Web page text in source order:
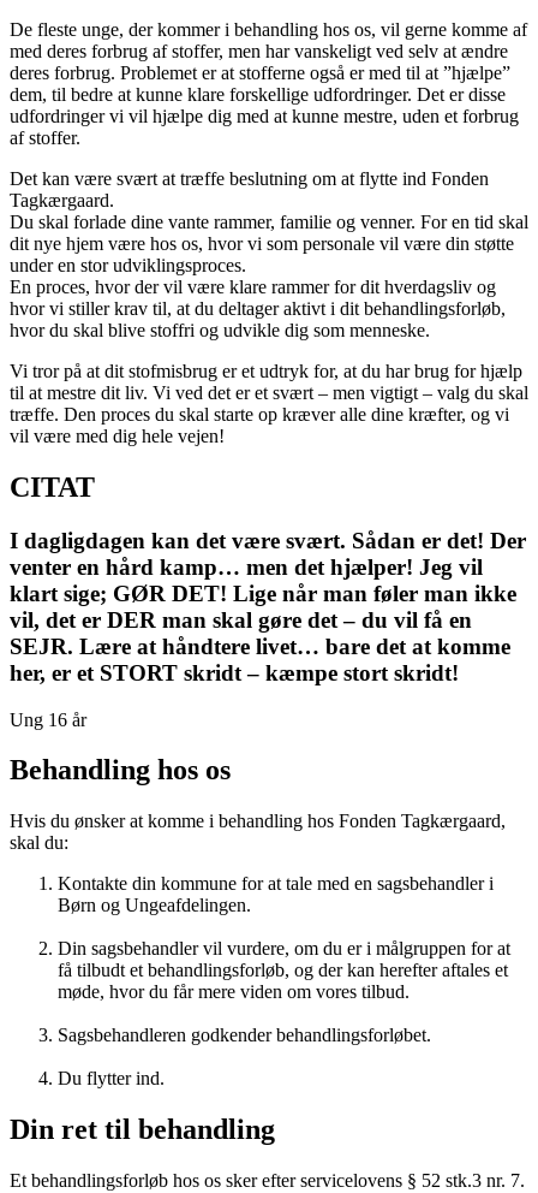
De fleste unge, der kommer i behandling hos os, vil gerne komme af
med deres forbrug af stoffer, men har vanskeligt ved selv at ændre
deres forbrug. Problemet er at stofferne også er med til at ”hjælpe”
dem, til bedre at kunne klare forskellige udfordringer. Det er disse
udfordringer vi vil hjælpe dig med at kunne mestre, uden et forbrug
af stoffer.
Det kan være svært at træffe beslutning om at flytte ind Fonden
Tagkærgaard.
​Du skal forlade dine vante rammer, familie og venner. For en tid skal
dit nye hjem være hos os, hvor vi som personale vil være din støtte
under en stor udviklingsproces.
​En proces, hvor der vil være klare rammer for dit hverdagsliv og
hvor vi stiller krav til, at du deltager aktivt i dit behandlingsforløb,
hvor du skal blive stoffri og udvikle dig som menneske.
​Vi tror på at dit stofmisbrug er et udtryk for, at du har brug for hjælp
til at mestre dit liv. Vi ved det er et svært – men vigtigt – valg du skal
træffe. Den proces du skal starte op kræver alle dine kræfter, og vi
vil være med dig hele vejen!​
CITAT
I dagligdagen kan det være svært. Sådan er det! Der
venter en hård kamp… men det hjælper! Jeg vil
klart sige; GØR DET! Lige når man føler man ikke
vil, det er DER man skal gøre det – du vil få en
SEJR. Lære at håndtere livet… bare det at komme
her, er et STORT skridt – kæmpe stort skridt!
Ung 16 år
Behandling hos os
Hvis du ønsker at komme i behandling hos Fonden Tagkærgaard,
skal du:
Kontakte din kommune for at tale med en sagsbehandler i
Børn og Ungeafdelingen.
Din sagsbehandler vil vurdere, om du er i målgruppen for at
få tilbudt et behandlingsforløb, og der kan herefter aftales et
møde, hvor du får mere viden om vores tilbud.
Sagsbehandleren godkender behandlingsforløbet.
Du flytter ind.
Din ret til behandling
Et behandlingsforløb hos os sker efter servicelovens § 52 stk.3 nr. 7.